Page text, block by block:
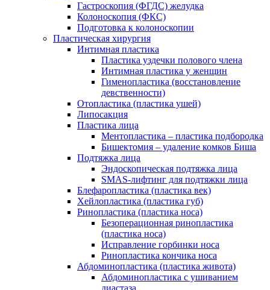
Гастроскопия (ФГДС) желудка
Колоноскопия (ФКС)
Подготовка к колоноскопии
Пластическая хирургия
Интимная пластика
Пластика уздечки полового члена
Интимная пластика у женщин
Гименопластика (восстановление
девственности)
Отопластика (пластика ушей)
Липосакция
Пластика лица
Ментопластика – пластика подбородка
Бишектомия – удаление комков Биша
Подтяжка лица
Эндоскопическая подтяжка лица
SMAS-лифтинг для подтяжки лица
Блефаропластика (пластика век)
Хейлопластика (пластика губ)
Ринопластика (пластика носа)
Безоперационная ринопластика
(пластика носа)
Исправление горбинки носа
Ринопластика кончика носа
Абдоминопластика (пластика живота)
Абдоминопластика с ушиванием
диастаза